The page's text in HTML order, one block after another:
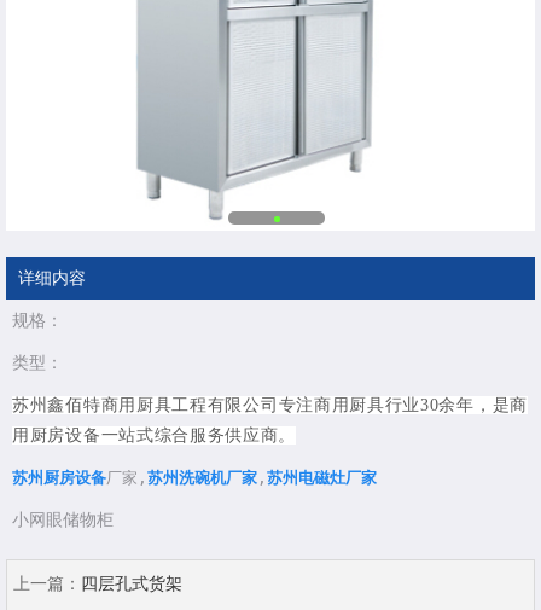
详细内容
规格：
类型：
苏州鑫佰特商用厨具工程有限公司 专注商用厨具行业30余年，是商
用厨房设备一站式综合服务供应商。
苏州厨房设备厂家, 苏州洗碗机厂家 , 苏州电磁灶厂家
小网眼储物柜
上一篇： 四层孔式货架